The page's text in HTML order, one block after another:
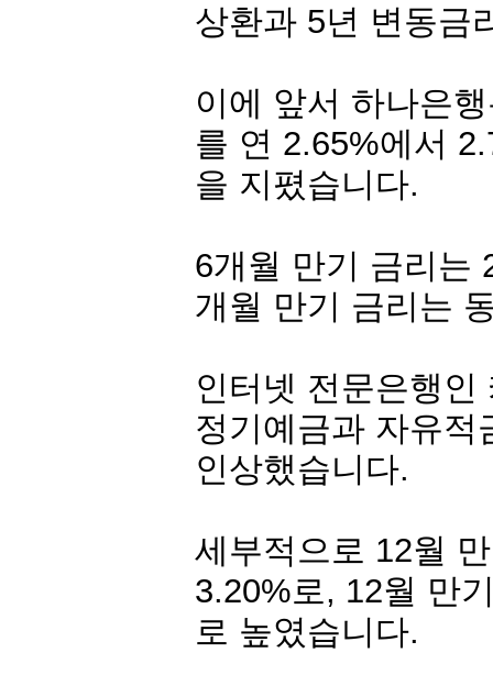
상환과 5년 변동금
이에 앞서 하나은
를 연 2.65%에서
을 지폈습니다.
6개월 만기 금리는
개월 만기 금리는
인터넷 전문은행인
정기예금과 자유
인상했습니다.
세부적으로 12월
3.20%로, 12월 만
로 높였습니다.